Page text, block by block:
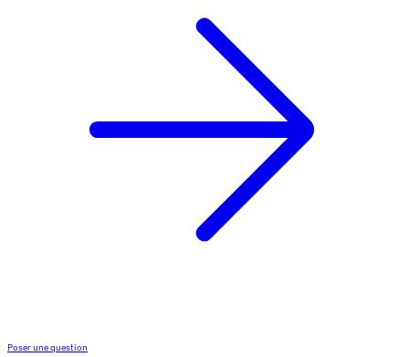
Poser une question